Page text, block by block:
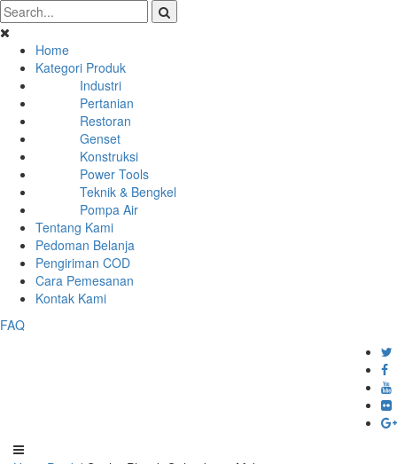
Home
Kategori Produk
Industri
Pertanian
Restoran
Genset
Konstruksi
Power Tools
Teknik & Bengkel
Pompa Air
Tentang Kami
Pedoman Belanja
Pengiriman COD
Cara Pemesanan
Kontak Kami
FAQ